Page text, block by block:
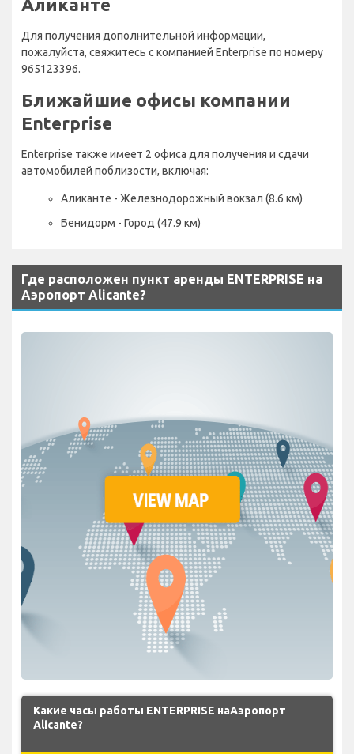
Аликанте
Для получения дополнительной информации,
пожалуйста, свяжитесь с компанией Enterprise по номеру
965123396.
Ближайшие офисы компании
Enterprise
Enterprise также имеет 2 офиса для получения и сдачи
автомобилей поблизости, включая:
Аликанте - Железнодорожный вокзал (8.6 км)
Бенидорм - Город (47.9 км)
Где расположен пункт аренды ENTERPRISE на
Аэропорт Alicante?
Какие часы работы ENTERPRISE наАэропорт
Alicante?